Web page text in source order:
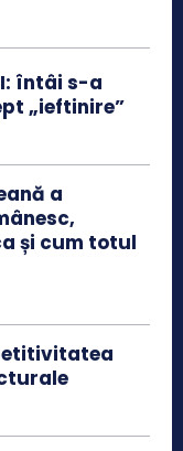
întâi s-a
„ieftinire”
a
și cum totul